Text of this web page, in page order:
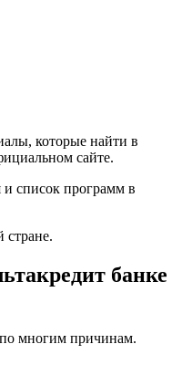
которые найти в
сайте.
банке
по многим причинам.